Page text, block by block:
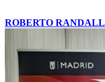
ROBERTO RANDALL